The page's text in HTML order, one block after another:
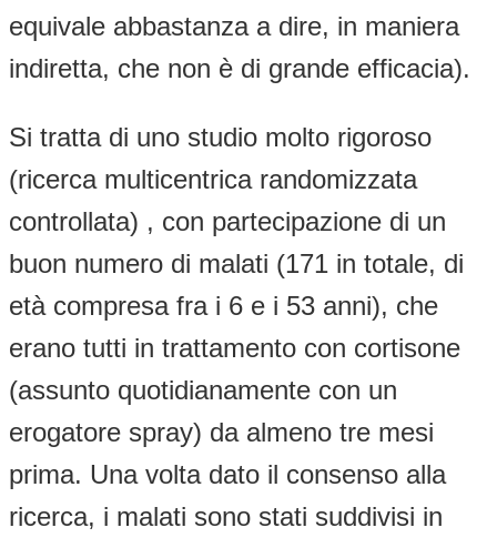
equivale abbastanza a dire, in maniera
indiretta, che non è di grande efficacia).
Si tratta di uno studio molto rigoroso
(ricerca multicentrica randomizzata
controllata) , con partecipazione di un
buon numero di malati (171 in totale, di
età compresa fra i 6 e i 53 anni), che
erano tutti in trattamento con cortisone
(assunto quotidianamente con un
erogatore spray) da almeno tre mesi
prima. Una volta dato il consenso alla
ricerca, i malati sono stati suddivisi in